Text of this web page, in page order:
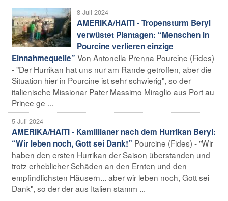
8 Juli 2024
AMERIKA/HAITI - Tropensturm Beryl
verwüstet Plantagen: “Menschen in
Pourcine verlieren einzige
Einnahmequelle” Von Antonella Prenna Pourcine (Fides)
- "Der Hurrikan hat uns nur am Rande getroffen, aber die
Situation hier in Pourcine ist sehr schwierig", so der
italienische Missionar Pater Massimo Miraglio aus Port au
Prince ge ...
5 Juli 2024
AMERIKA/HAITI - Kamillianer nach dem Hurrikan Beryl:
“Wir leben noch, Gott sei Dank!” Pourcine (Fides) - "Wir
haben den ersten Hurrikan der Saison überstanden und
trotz erheblicher Schäden an den Ernten und den
empfindlichsten Häusern... aber wir leben noch, Gott sei
Dank", so der der aus Italien stamm ...